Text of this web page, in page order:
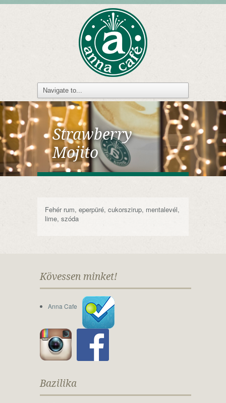
Strawberry
Mojito
Fehér rum, eperpüré, cukorszirup, mentalevél,
lime, szóda
Kövessen minket!
Anna Cafe
Bazilika